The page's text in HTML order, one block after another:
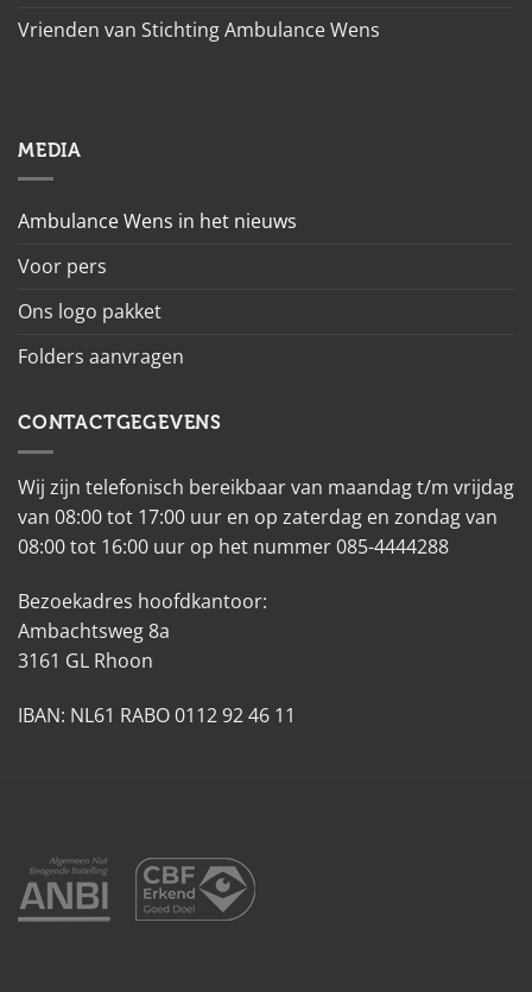
Vrienden van Stichting Ambulance Wens
MEDIA
Ambulance Wens in het nieuws
Voor pers
Ons logo pakket
Folders aanvragen
CONTACTGEGEVENS
Wij zijn telefonisch bereikbaar van maandag t/m vrijdag
van 08:00 tot 17:00 uur en op zaterdag en zondag van
08:00 tot 16:00 uur op het nummer 085-4444288
Bezoekadres hoofdkantoor:
Ambachtsweg 8a
3161 GL Rhoon
IBAN: NL61 RABO 0112 92 46 11